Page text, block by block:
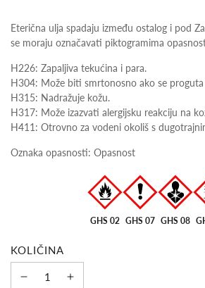
Eterična ulja spadaju između ostalog i pod
se moraju označavati piktogramima
H226: Zapaljiva tekućina i para.
H304: Može biti smrtonosno ako se
H315: Nadražuje kožu.
H317: Može izazvati alergijsku reakciju na
H411: Otrovno za vodeni okoliš s
Oznaka opasnosti: Opasnost
GHS 02 GHS 07 GHS 08
KOLIČINA